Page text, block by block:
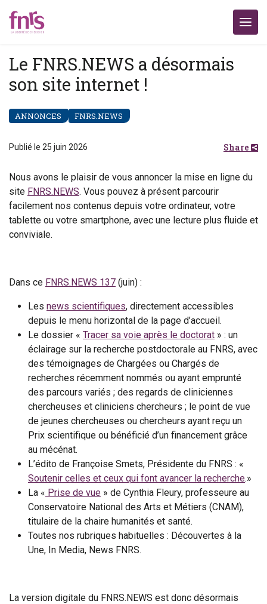
Le FNRS.NEWS a désormais
son site internet !
ANNONCES FNRS.NEWS
Publié le 25 juin 2026 Share
Nous avons le plaisir de vous annoncer la mise en ligne du
site FNRS.NEWS. Vous pouvez à présent parcourir
facilement nos contenus depuis votre ordinateur, votre
tablette ou votre smartphone, avec une lecture plus fluide et
conviviale.
Dans ce FNRS.NEWS 137 (juin) :
Les news scientifiques, directement accessibles
depuis le menu horizontal de la page d’accueil.
Le dossier « Tracer sa voie après le doctorat » : un
éclairage sur la recherche postdoctorale au FNRS, avec
des témoignages de Chargées ou Chargés de
recherches récemment nommés ou ayant emprunté
des parcours variés ; des regards de cliniciennes
chercheuses et cliniciens chercheurs ; le point de vue
de jeunes chercheuses ou chercheurs ayant reçu un
Prix scientifique ou bénéficié d’un financement grâce
au mécénat.
L’édito de Françoise Smets, Présidente du FNRS : «
Soutenir celles et ceux qui font avancer la recherche.»
La « Prise de vue » de Cynthia Fleury, professeure au
Conservatoire National des Arts et Métiers (CNAM),
titulaire de la chaire humanités et santé.
Toutes nos rubriques habituelles : Découvertes à la
Une, In Media, News FNRS.
La version digitale du FNRS.NEWS est donc désormais